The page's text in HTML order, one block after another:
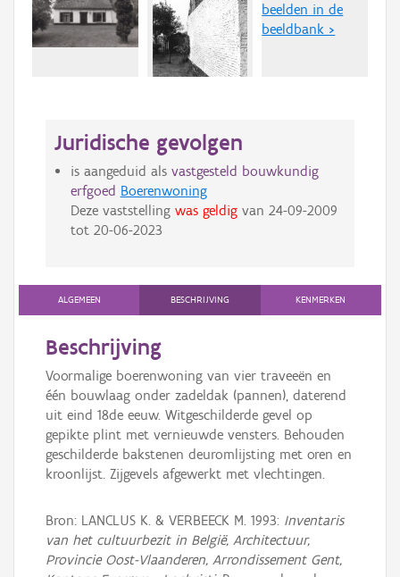
beelden in de
beeldbank >
Juridische gevolgen
is aangeduid als vastgesteld bouwkundig
erfgoed Boerenwoning
Deze vaststelling was geldigvan 24-09-2009
tot 20-06-2023
ALGEMEEN BESCHRIJVING KENMERKEN
Beschrijving
Voormalige boerenwoning van vier traveeën en
één bouwlaag onder zadeldak (pannen), daterend
uit eind 18de eeuw. Witgeschilderde gevel op
gepikte plint met vernieuwde vensters. Behouden
geschilderde bakstenen deuromlijsting met oren en
kroonlijst. Zijgevels afgewerkt met vlechtingen.
Bron: LANCLUS K. & VERBEECK M. 1993: Inventaris
van het cultuurbezit in België, Architectuur,
Provincie Oost-Vlaanderen, Arrondissement Gent,